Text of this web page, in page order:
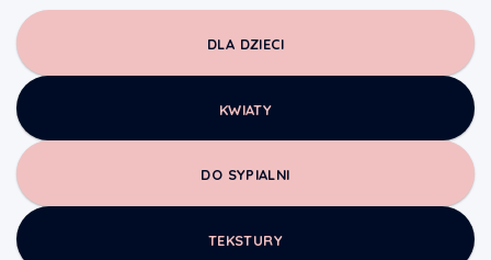
DLA DZIECI
KWIATY
DO SYPIALNI
TEKSTURY